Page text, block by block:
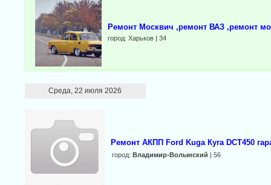
Ремонт Москвич ,ремонт ВАЗ ,ремонт
город: Харьков | 34
Среда, 22 июля 2026
Ремонт АКПП Ford Kuga Куга DCT450
город: Владимир-Волынский | 56